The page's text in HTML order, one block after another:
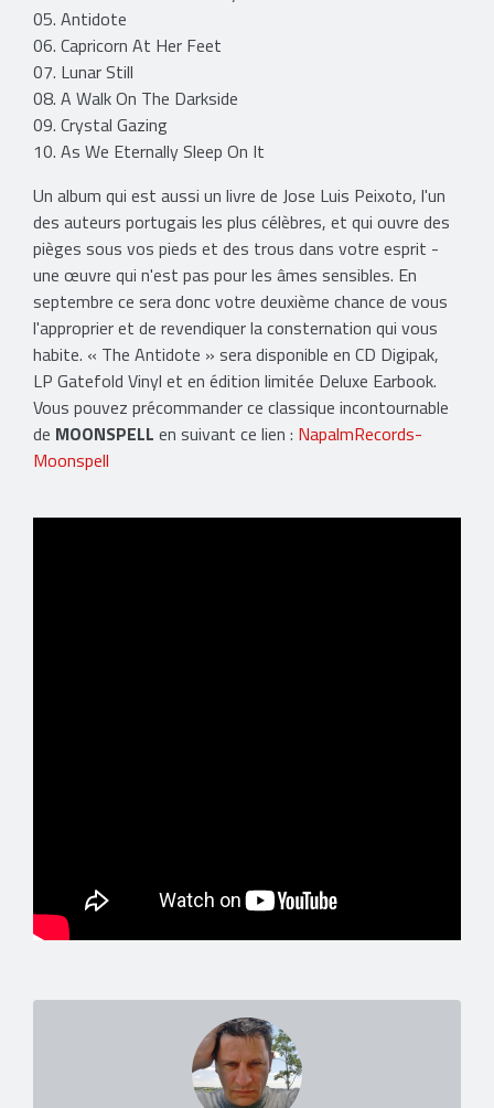
05. Antidote
06. Capricorn At Her Feet
07. Lunar Still
08. A Walk On The Darkside
09. Crystal Gazing
10. As We Eternally Sleep On It
Un album qui est aussi un livre de Jose Luis Peixoto, l'un
des auteurs portugais les plus célèbres, et qui ouvre des
pièges sous vos pieds et des trous dans votre esprit -
une œuvre qui n'est pas pour les âmes sensibles. En
septembre ce sera donc votre deuxième chance de vous
l'approprier et de revendiquer la consternation qui vous
habite. « The Antidote » sera disponible en CD Digipak,
LP Gatefold Vinyl et en édition limitée Deluxe Earbook.
Vous pouvez précommander ce classique incontournable
de MOONSPELL en suivant ce lien : NapalmRecords-
Moonspell